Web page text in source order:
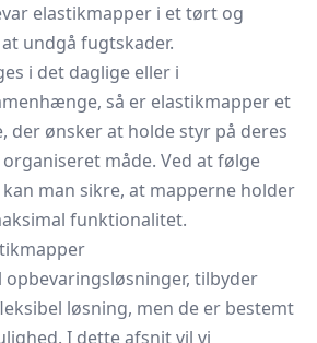
elastikmapper i et tørt og
undgå fugtskader.
i det daglige eller i
så er elastikmapper et
der ønsker at holde styr på deres
måde. Ved at følge
man sikre, at mapperne holder
funktionalitet.
tilbyder
løsning, men de er bestemt
I dette afsnit vil vi